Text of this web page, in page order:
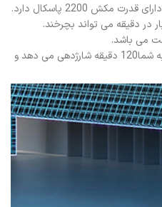
دارای قدرت مکش 2200 پاسکال دارد.
جارو رباتیک Deerma Dem-A10W به شما120 دقیقه شارژدهی می دهد و